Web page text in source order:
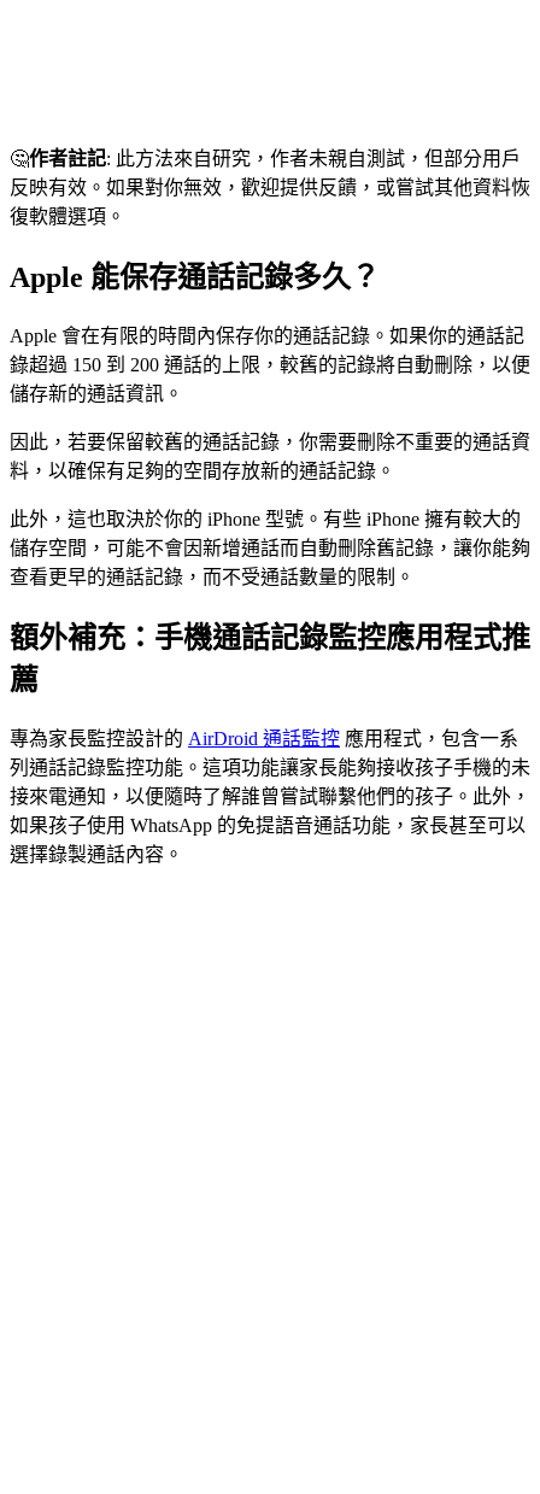
🤔作者註記: 此方法來自研究，作者未親自測試，但部分用戶
反映有效。如果對你無效，歡迎提供反饋，或嘗試其他資料恢
復軟體選項。
Apple 能保存通話記錄多久？
Apple 會在有限的時間內保存你的通話記錄。如果你的通話記
錄超過 150 到 200 通話的上限，較舊的記錄將自動刪除，以便
儲存新的通話資訊。
因此，若要保留較舊的通話記錄，你需要刪除不重要的通話資
料，以確保有足夠的空間存放新的通話記錄。
此外，這也取決於你的 iPhone 型號。有些 iPhone 擁有較大的
儲存空間，可能不會因新增通話而自動刪除舊記錄，讓你能夠
查看更早的通話記錄，而不受通話數量的限制。
額外補充：手機通話記錄監控應用程式推
薦
專為家長監控設計的 AirDroid 通話監控 應用程式，包含一系
列通話記錄監控功能。這項功能讓家長能夠接收孩子手機的未
接來電通知，以便隨時了解誰曾嘗試聯繫他們的孩子。此外，
如果孩子使用 WhatsApp 的免提語音通話功能，家長甚至可以
選擇錄製通話內容。